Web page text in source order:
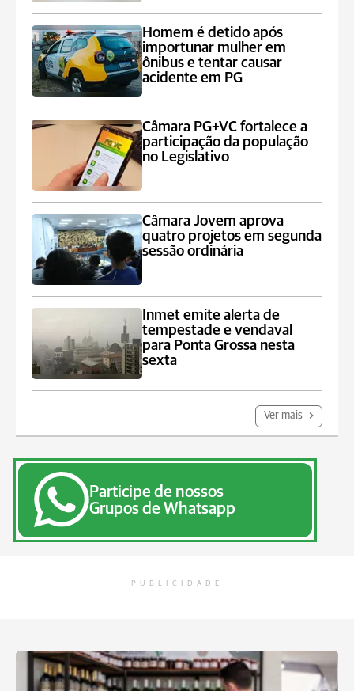
Homem é detido após
importunar mulher em
ônibus e tentar causar
acidente em PG
Câmara PG+VC fortalece a
participação da população
no Legislativo
Câmara Jovem aprova
quatro projetos em segunda
sessão ordinária
Inmet emite alerta de
tempestade e vendaval
para Ponta Grossa nesta
sexta
Ver mais
Participe de nossos
Grupos de Whatsapp
PUBLICIDADE